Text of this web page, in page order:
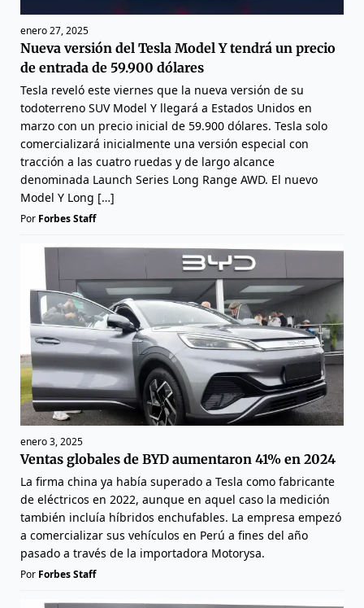
enero 27, 2025
Nueva versión del Tesla Model Y tendrá un precio
de entrada de 59.900 dólares
Tesla reveló este viernes que la nueva versión de su
todoterreno SUV Model Y llegará a Estados Unidos en
marzo con un precio inicial de 59.900 dólares. Tesla solo
comercializará inicialmente una versión especial con
tracción a las cuatro ruedas y de largo alcance
denominada Launch Series Long Range AWD. El nuevo
Model Y Long […]
Por Forbes Staff
enero 3, 2025
Ventas globales de BYD aumentaron 41% en 2024
La firma china ya había superado a Tesla como fabricante
de eléctricos en 2022, aunque en aquel caso la medición
también incluía híbridos enchufables. La empresa empezó
a comercializar sus vehículos en Perú a fines del año
pasado a través de la importadora Motorysa.
Por Forbes Staff